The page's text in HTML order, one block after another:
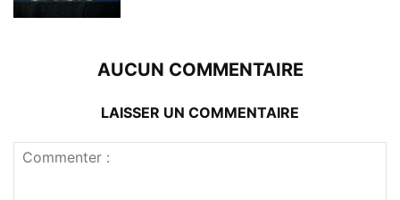
AUCUN COMMENTAIRE
LAISSER UN COMMENTAIRE